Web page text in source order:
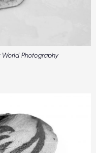
Photography